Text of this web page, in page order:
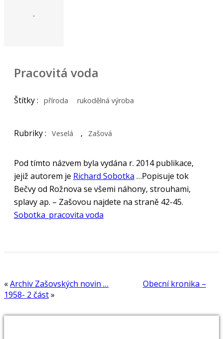
-
Pracovitá voda
Štítky : příroda rukodělná výroba
Rubriky : Veselá , Zašová
Pod tímto názvem byla vydána r. 2014 publikace,
jejiž autorem je Richard Sobotka …Popisuje tok
Bečvy od Rožnova se všemi náhony, strouhami,
splavy ap. – Zašovou najdete na straně 42-45.
Sobotka_pracovita voda
«Archiv Zašovských novin …
Obecní kronika –
1958- 2 část»